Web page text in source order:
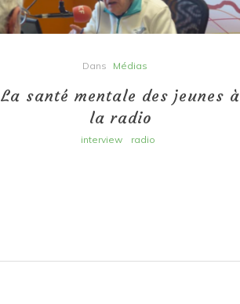
Dans Médias
La santé mentale des jeunes à
la radio
interview radio